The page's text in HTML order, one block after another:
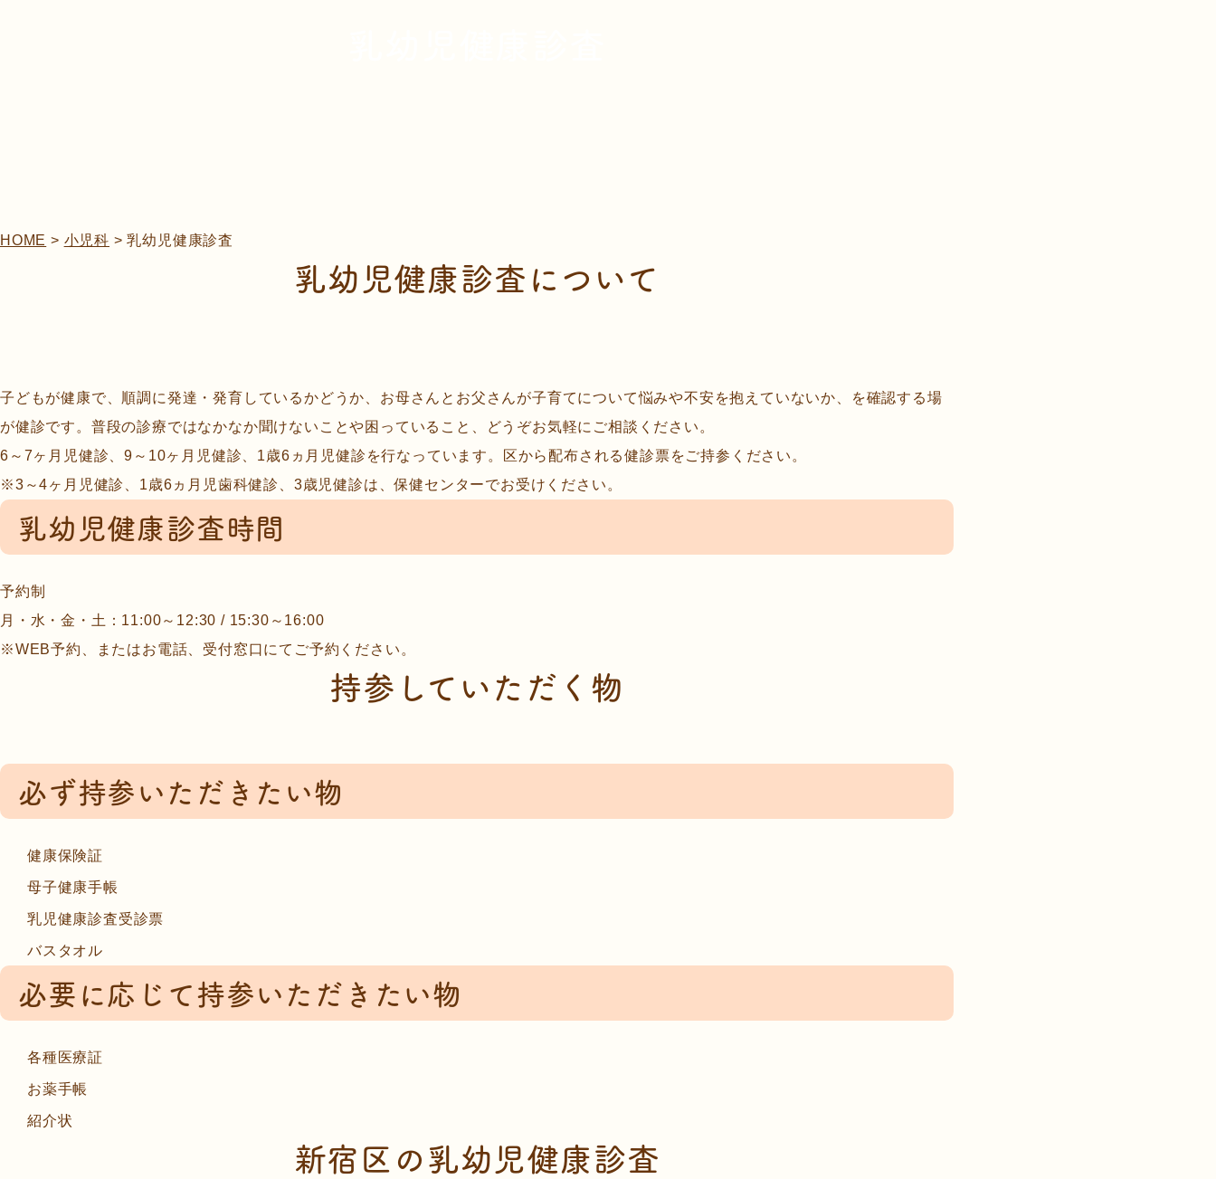
HOME > 小児科 >乳幼児健康診査
乳幼児健康診査について
子どもが健康で、順調に発達・発育しているかどうか、お母さんとお父さんが子育てについて悩みや不安を抱えていないか、を確認する場
が健診です。普段の診療ではなかなか聞けないことや困っていること、どうぞお気軽にご相談ください。
6～7ヶ月児健診、9～10ヶ月児健診、1歳6ヵ月児健診を行なっています。区から配布される健診票をご持参ください。
※3～4ヶ月児健診、1歳6ヵ月児歯科健診、3歳児健診は、保健センターでお受けください。
乳幼児健康診査時間
予約制
月・水・金・土：11:00～12:30 / 15:30～16:00
※WEB予約、またはお電話、受付窓口にてご予約ください。
持参していただく物
必ず持参いただきたい物
健康保険証
母子健康手帳
乳児健康診査受診票
バスタオル
必要に応じて持参いただきたい物
各種医療証
お薬手帳
紹介状
新宿区の乳幼児健康診査